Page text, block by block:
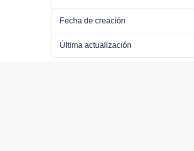
Fecha de creación
Última actualización